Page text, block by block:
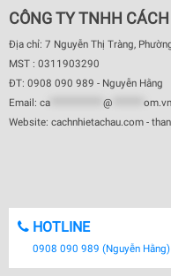
CÔNG TY TNHH
Địa chỉ: 7 Nguyễn Thị Tràng,
MST : 0311903290
ĐT: 0908 090 989 - Nguyễn Hằng
Email: ca @
om.vn
Website: cachnhietachau.com -
HOTLINE
0908 090 989 (Nguyễn Hằng)